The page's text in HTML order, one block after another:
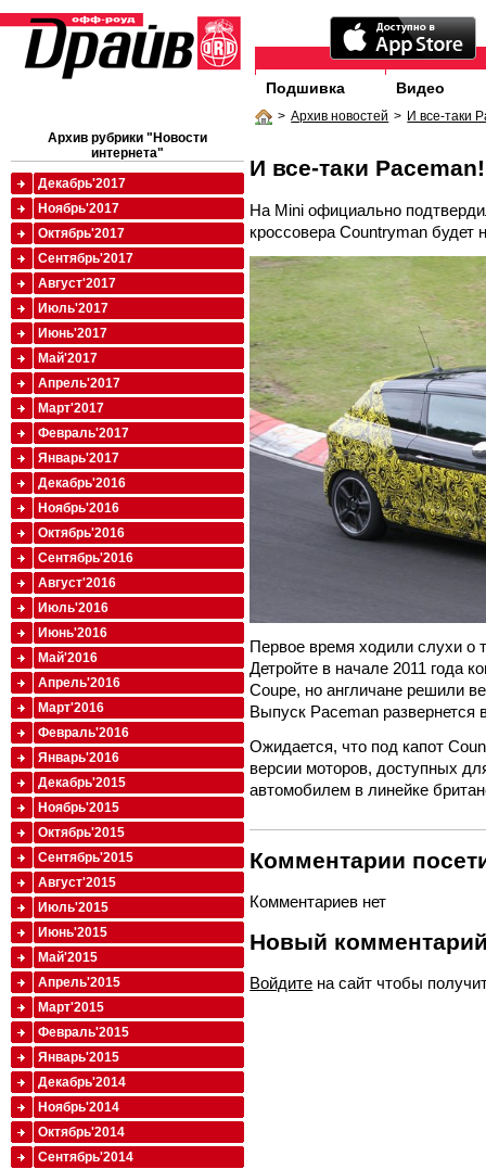
Подшивка Видео
> Архив новостей > И все-таки
И все-таки Paceman!
На Mini официально
кроссовера Countryman будет
Первое время ходили слухи о
Детройте в начале 2011 года
Coupe, но англичане решили
Выпуск Paceman развернется
Ожидается, что под капот
версии моторов, доступных
автомобилем в линейке
Комментарии
Комментариев нет
Новый
Войдите на сайт чтобы
Архив рубрики "Новости
интернета"
Декабрь'2017
Ноябрь'2017
Октябрь'2017
Сентябрь'2017
Август'2017
Июль'2017
Июнь'2017
Май'2017
Апрель'2017
Март'2017
Февраль'2017
Январь'2017
Декабрь'2016
Ноябрь'2016
Октябрь'2016
Сентябрь'2016
Август'2016
Июль'2016
Июнь'2016
Май'2016
Апрель'2016
Март'2016
Февраль'2016
Январь'2016
Декабрь'2015
Ноябрь'2015
Октябрь'2015
Сентябрь'2015
Август'2015
Июль'2015
Июнь'2015
Май'2015
Апрель'2015
Март'2015
Февраль'2015
Январь'2015
Декабрь'2014
Ноябрь'2014
Октябрь'2014
Сентябрь'2014